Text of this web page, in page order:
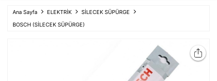
Ana Sayfa ELEKTRİK
SİLECEK SÜPÜRGE
BOSCH (SİLECEK SÜPÜRGE)